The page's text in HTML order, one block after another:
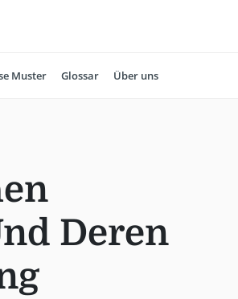
Muster Glossar Über uns
Deren